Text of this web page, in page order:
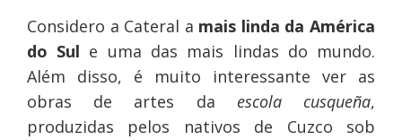
Considero a Cateral a mais linda da América
do Sul e uma das mais lindas do mundo.
Além disso, é muito interessante ver as
obras de artes da escola cusqueña,
produzidas pelos nativos de Cuzco sob